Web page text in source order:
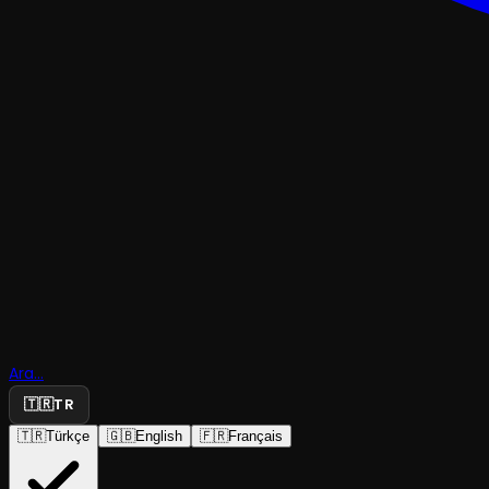
Ara...
🇹🇷TR
🇹🇷Türkçe 🇬🇧English 🇫🇷Français
Umut Olsun